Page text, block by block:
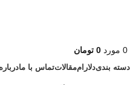
0 مورد 0 تومان
دسته بندیدلاراممقالاتتماس با ما